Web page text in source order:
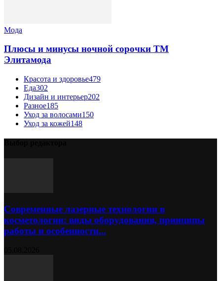
Мода
Плюсы и минусы ночной сорочки ТМ
Элитамода
Красота и здоровье479
Еда302
Дизайн и интерьер202
Разное185
Уход за волосами150
Уход за кожей148
Современные лазерные технологии в
косметологии: виды оборудования, принципы
работы и особенности...